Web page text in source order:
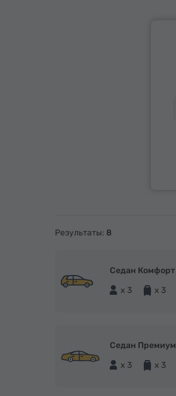
Результаты: 8
Седан Комфорт
x 3
x 3
Седан Премиум
x 3
x 3